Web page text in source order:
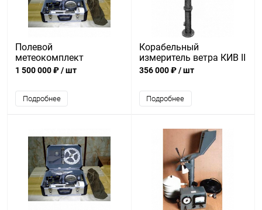
Полевой
метеокомплект
(Вариант 1)
1 500 000 ₽/ шт
Подробнее
Корабельный
измеритель ветра КИВ ІІ
356 000 ₽/ шт
Подробнее